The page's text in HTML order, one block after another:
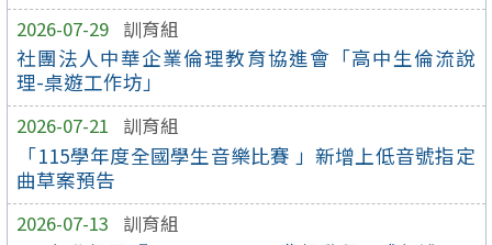
2026-07-29 訓育組
社團法人中華企業倫理教育協進會「高中生倫流說
理-桌遊工作坊」
2026-07-21 訓育組
「115學年度全國學生音樂比賽 」新增上低音號指定
曲草案預告
2026-07-13 訓育組